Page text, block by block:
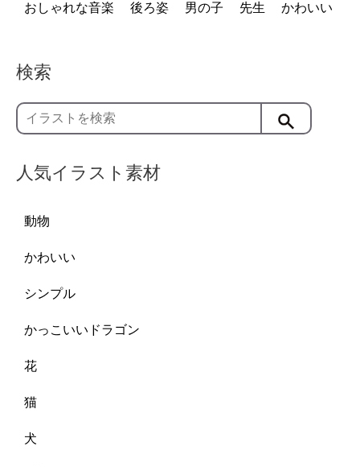
おしゃれな音楽 後ろ姿 男の子 先生 かわいい
検索
人気イラスト素材
動物
かわいい
シンプル
かっこいいドラゴン
花
猫
犬